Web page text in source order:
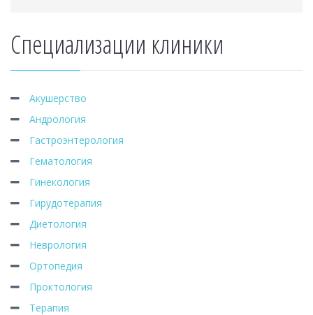
Специализации клиники
Акушерство
Андрология
Гастроэнтерология
Гематология
Гинекология
Гирудотерапия
Диетология
Неврология
Ортопедия
Проктология
Терапия